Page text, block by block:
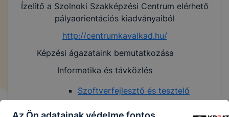
Ízelítő a Szolnoki Szakképzési Centrum elérhető
pályaorientációs kiadványaiból
http://centrumkavalkad.hu/
Képzési ágazataink bemutatkozása
Informatika és távközlés
Szoftverfejlesztő és tesztelő
Kreatív